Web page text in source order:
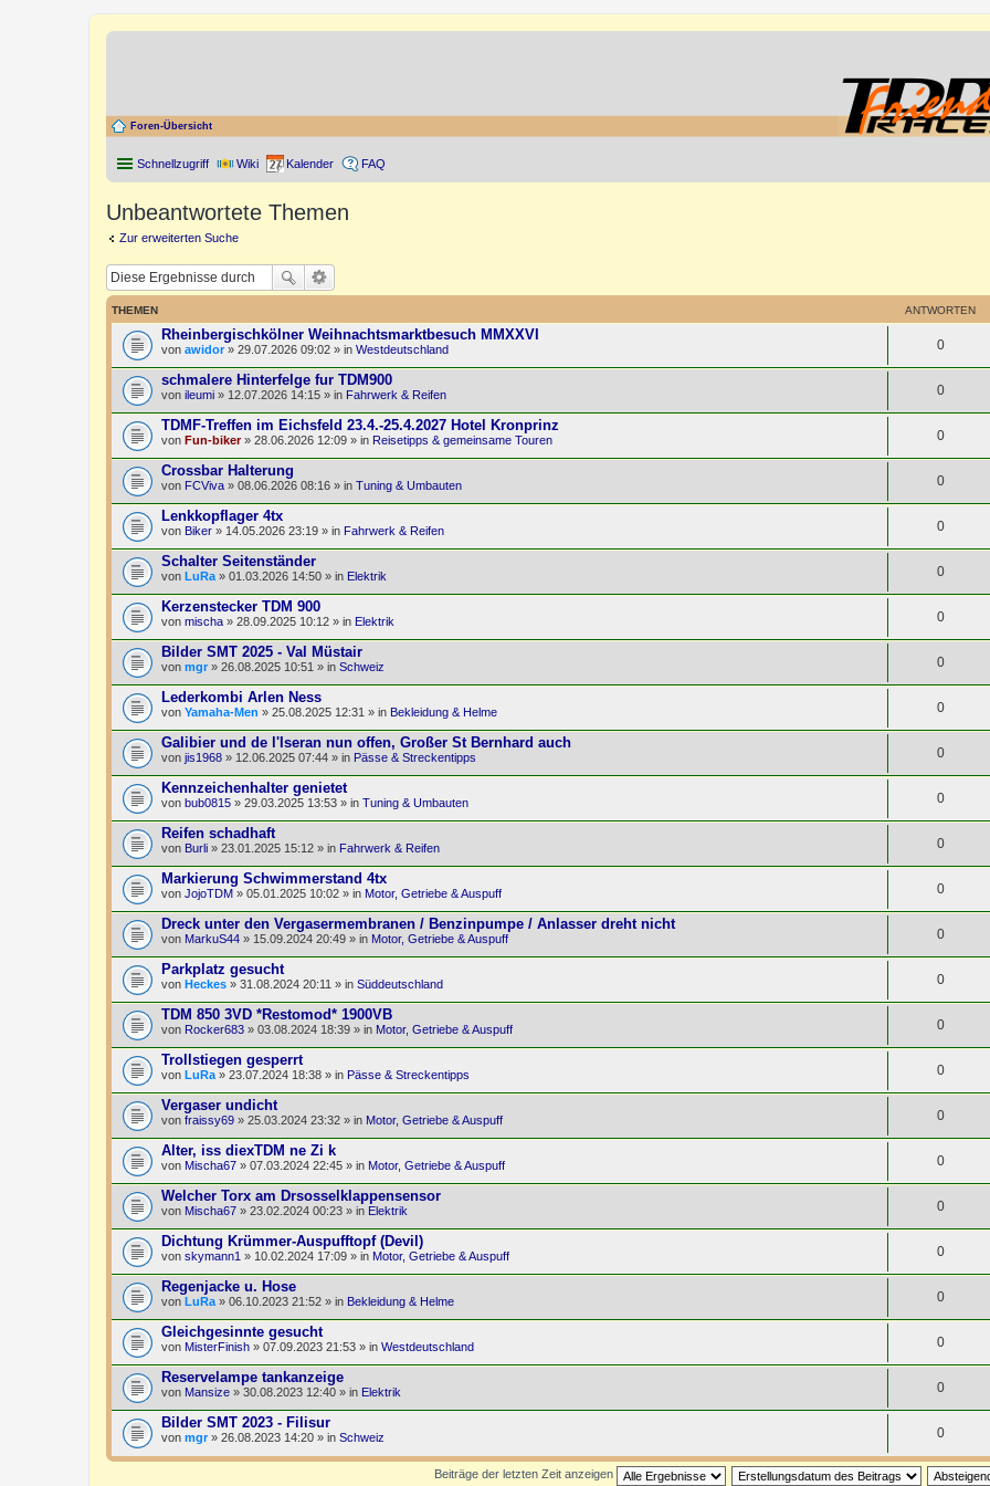
Foren-Übersicht
Schnellzugriff Wiki Kalender FAQ
Unbeantwortete Themen
Zur erweiterten Suche
THEMEN ANTWORTEN
Rheinbergischkölner Weihnachtsmarktbesuch MMXXVI
von awidor» 29.07.2026 09:02 » in Westdeutschland 0
schmalere Hinterfelge fur TDM900
von ileumi » 12.07.2026 14:15 » in Fahrwerk & Reifen 0
TDMF-Treffen im Eichsfeld 23.4.-25.4.2027 Hotel Kronprinz
von Fun-biker» 28.06.2026 12:09 » in Reisetipps & gemeinsame Touren 0
Crossbar Halterung
von FCViva » 08.06.2026 08:16 » in Tuning & Umbauten 0
Lenkkopflager 4tx
von Biker » 14.05.2026 23:19 » in Fahrwerk & Reifen 0
Schalter Seitenständer
von LuRa » 01.03.2026 14:50 » in Elektrik 0
Kerzenstecker TDM 900
von mischa » 28.09.2025 10:12 » in Elektrik 0
Bilder SMT 2025 - Val Müstair
von mgr » 26.08.2025 10:51 » in Schweiz 0
Lederkombi Arlen Ness
von Yamaha-Men » 25.08.2025 12:31 » in Bekleidung & Helme 0
Galibier und de l'Iseran nun offen, Großer St Bernhard auch
von jis1968 » 12.06.2025 07:44 » in Pässe & Streckentipps 0
Kennzeichenhalter genietet
von bub0815 » 29.03.2025 13:53 » in Tuning & Umbauten 0
Reifen schadhaft
von Burli » 23.01.2025 15:12 » in Fahrwerk & Reifen 0
Markierung Schwimmerstand 4tx
von JojoTDM » 05.01.2025 10:02 » in Motor, Getriebe & Auspuff 0
Dreck unter den Vergasermembranen / Benzinpumpe / Anlasser dreht nicht
von MarkuS44 » 15.09.2024 20:49 » in Motor, Getriebe & Auspuff 0
Parkplatz gesucht
von Heckes » 31.08.2024 20:11 » in Süddeutschland 0
TDM 850 3VD *Restomod* 1900VB
von Rocker683 » 03.08.2024 18:39 » in Motor, Getriebe & Auspuff 0
Trollstiegen gesperrt
von LuRa » 23.07.2024 18:38 » in Pässe & Streckentipps 0
Vergaser undicht
von fraissy69 » 25.03.2024 23:32 » in Motor, Getriebe & Auspuff 0
Alter, iss diexTDM ne Zi k
von Mischa67 » 07.03.2024 22:45 » in Motor, Getriebe & Auspuff 0
Welcher Torx am Drsosselklappensensor
von Mischa67 » 23.02.2024 00:23 » in Elektrik 0
Dichtung Krümmer-Auspufftopf (Devil)
von skymann1 » 10.02.2024 17:09 » in Motor, Getriebe & Auspuff 0
Regenjacke u. Hose
von LuRa » 06.10.2023 21:52 » in Bekleidung & Helme 0
Gleichgesinnte gesucht
von MisterFinish » 07.09.2023 21:53 » in Westdeutschland 0
Reservelampe tankanzeige
von Mansize » 30.08.2023 12:40 » in Elektrik 0
Bilder SMT 2023 - Filisur
von mgr» 26.08.2023 14:20 » in Schweiz 0
Beiträge der letzten Zeit anzeigen